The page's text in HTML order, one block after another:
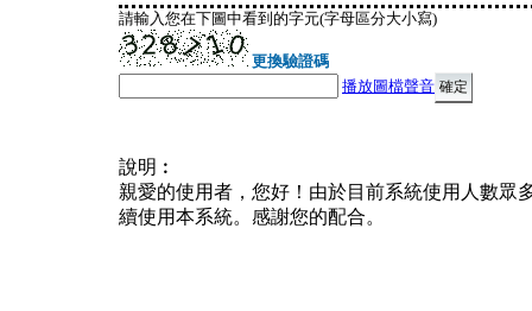
請輸入您在下圖中看到的字元(字母區分大小寫)
更換驗證碼
播放圖檔聲音
說明︰
親愛的使用者，您好！由於目前系統使用人數眾
續使用本系統。感謝您的配合。